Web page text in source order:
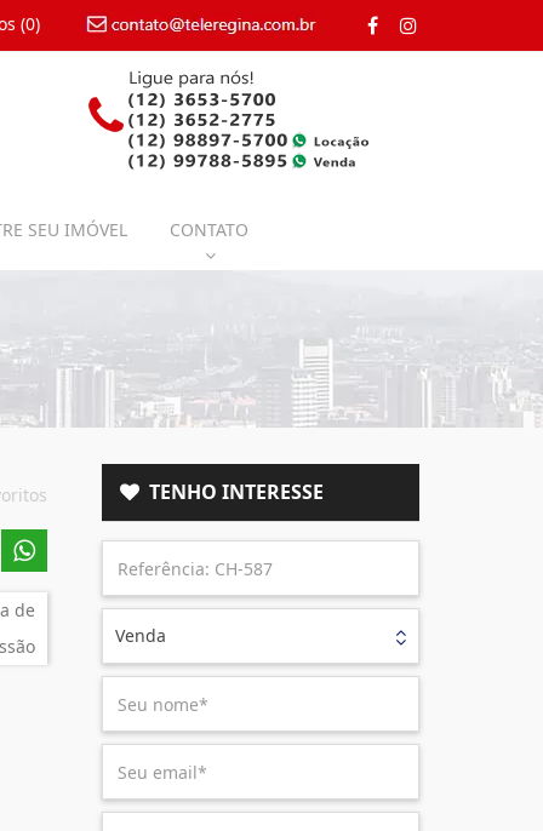
contato@teleregina.com.br
(0)
SEU IMÓVEL CONTATO
de
TENHO INTERESSE
Venda